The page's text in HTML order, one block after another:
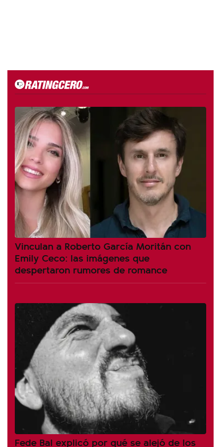
Vinculan a Roberto García Moritán con
Emily Ceco: las imágenes que
despertaron rumores de romance
Fede Bal explicó por qué se alejó de los